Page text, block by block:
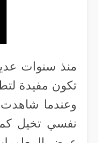
منذ سنوات
تكون مفيدة
وعندما
نفسي تخيل كم